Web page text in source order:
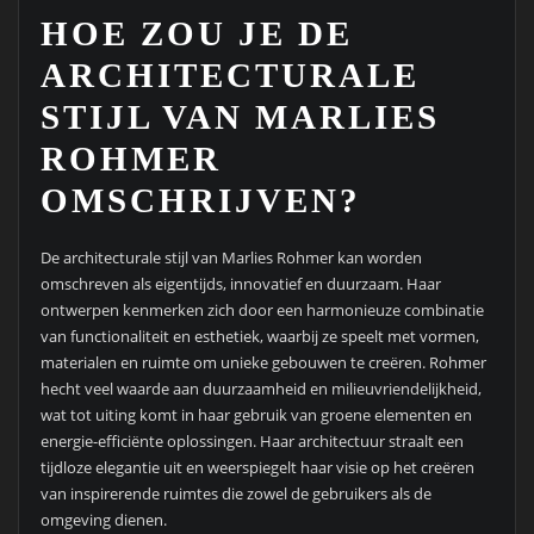
HOE ZOU JE DE
ARCHITECTURALE
STIJL VAN MARLIES
ROHMER
OMSCHRIJVEN?
De architecturale stijl van Marlies Rohmer kan worden
omschreven als eigentijds, innovatief en duurzaam. Haar
ontwerpen kenmerken zich door een harmonieuze combinatie
van functionaliteit en esthetiek, waarbij ze speelt met vormen,
materialen en ruimte om unieke gebouwen te creëren. Rohmer
hecht veel waarde aan duurzaamheid en milieuvriendelijkheid,
wat tot uiting komt in haar gebruik van groene elementen en
energie-efficiënte oplossingen. Haar architectuur straalt een
tijdloze elegantie uit en weerspiegelt haar visie op het creëren
van inspirerende ruimtes die zowel de gebruikers als de
omgeving dienen.